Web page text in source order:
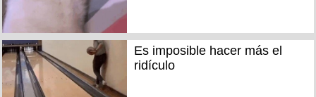
Es imposible hacer más el
ridículo